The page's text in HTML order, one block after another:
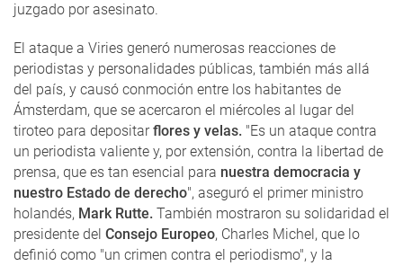
juzgado por asesinato.
El ataque a Viries generó numerosas reacciones de
periodistas y personalidades públicas, también más allá
del país, y causó conmoción entre los habitantes de
Ámsterdam, que se acercaron el miércoles al lugar del
tiroteo para depositarflores y velas. "Es un ataque contra
un periodista valiente y, por extensión, contra la libertad de
prensa, que es tan esencial para nuestra democracia y
nuestro Estado de derecho", aseguró el primer ministro
holandés, Mark Rutte. También mostraron su solidaridad el
presidente del Consejo Europeo, Charles Michel, que lo
definió como "un crimen contra el periodismo", y la